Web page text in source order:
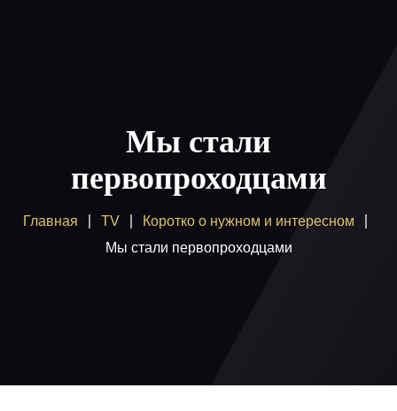
Как смотреть
Купить
Помощь
Мы стали
первопроходцами
Главная TV
Коротко о нужном и интересном
Мы стали первопроходцами